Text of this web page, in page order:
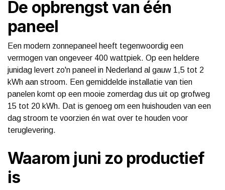
De opbrengst van één
paneel
Een modern zonnepaneel heeft tegenwoordig een
vermogen van ongeveer 400 wattpiek. Op een heldere
junidag levert zo'n paneel in Nederland al gauw 1,5 tot 2
kWh aan stroom. Een gemiddelde installatie van tien
panelen komt op een mooie zomerdag dus uit op grofweg
15 tot 20 kWh. Dat is genoeg om een huishouden van een
dag stroom te voorzien én wat over te houden voor
teruglevering.
Waarom juni zo productief
is